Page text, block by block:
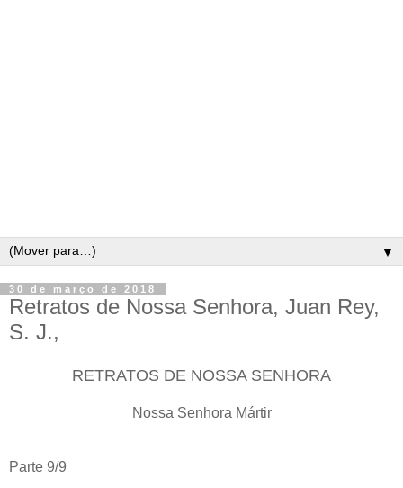
▼
30 de março de 2018
Retratos de Nossa Senhora, Juan Rey,
S. J.,
RETRATOS DE NOSSA SENHORA
Nossa Senhora Mártir
Parte 9/9